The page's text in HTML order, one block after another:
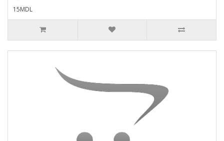
15MDL